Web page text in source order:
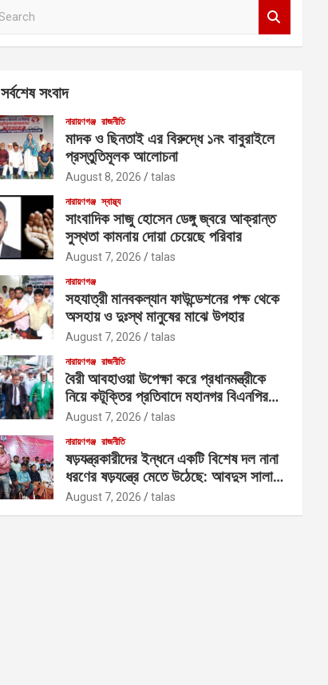
সর্বশেষ সংবাদ
নারায়ণগঞ্জ রাজনীতি
মাদক ও ছিনতাই এর বিরুদ্ধে ১নং বাবুরাইলে
প্রস্তুতিমূলক আলোচনা
August 8, 2026 talas
নারায়ণগঞ্জ স্বাস্থ্য
সাংবাদিক সাজু হোসেন ডেঙ্গু জ্বরে আক্রান্ত
সুস্থতা কামনায় দোয়া চেয়েছে পরিবার
August 7, 2026 talas
নারায়ণগঞ্জ
সহযাত্রী মানবকল্যান ফাউন্ডেশনের পক্ষ থেকে
অসহায় ও দুঃস্থ মানুষের মাঝে উপহার
August 7, 2026 talas
নারায়ণগঞ্জ রাজনীতি
বৈরী আবহাওয়া উপেক্ষা করে প্রধানমন্ত্রীকে
নিয়ে কটূক্তির প্রতিবাদে মহানগর বিএনপির
বিক্ষোভ
August 7, 2026 talas
নারায়ণগঞ্জ রাজনীতি
ষড়যন্ত্রকারীদের ইন্ধনে একটি বিশেষ দল নানা
ধরণের ষড়যন্ত্রে মেতে উঠেছে: আবদুস সালাম
আজাদ
August 7, 2026 talas